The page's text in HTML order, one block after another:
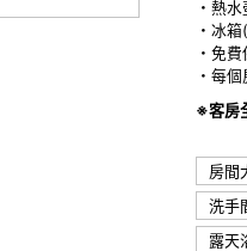
・熱水
・冰
・免
・每
※客房
房間
洗手
露天